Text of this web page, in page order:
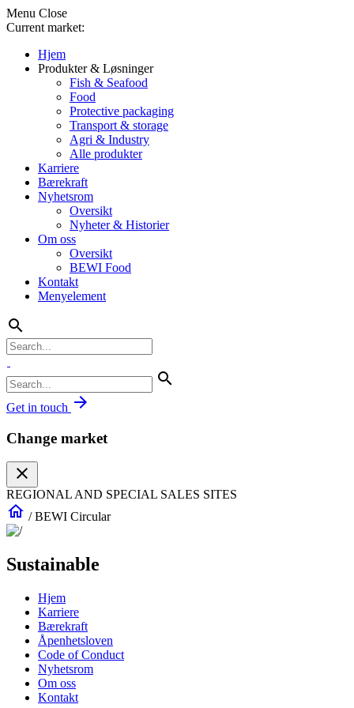
Menu Close
Current market:
Hjem
Produkter & Løsninger
Fish & Seafood
Food
Protective packaging
Transport & storage
Agri & Industry
Alle produkter
Karriere
Bærekraft
Nyhetsrom
Oversikt
Nyheter & Historier
Om oss
Oversikt
BEWI Food
Kontakt
Menyelement
search
search
Get in touch arrow_forward
Change market
close
REGIONAL AND SPECIAL SALES SITES
home /BEWI Circular
Sustainable
Hjem
Karriere
Bærekraft
Åpenhetsloven
Code of Conduct
Nyhetsrom
Om oss
Kontakt